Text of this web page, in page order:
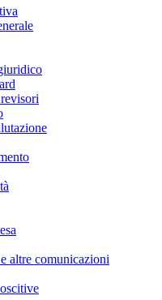
altre comunicazioni